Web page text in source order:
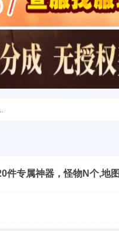
件专属神器，怪物N个,地